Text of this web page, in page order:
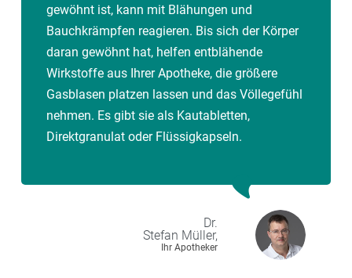
gewöhnt ist, kann mit Blähungen und
Bauchkrämpfen reagieren. Bis sich der Körper
daran gewöhnt hat, helfen entblähende
Wirkstoffe aus Ihrer Apotheke, die größere
Gasblasen platzen lassen und das Völlegefühl
nehmen. Es gibt sie als Kautabletten,
Direktgranulat oder Flüssigkapseln.
Dr.
Stefan Müller,
Ihr Apotheker